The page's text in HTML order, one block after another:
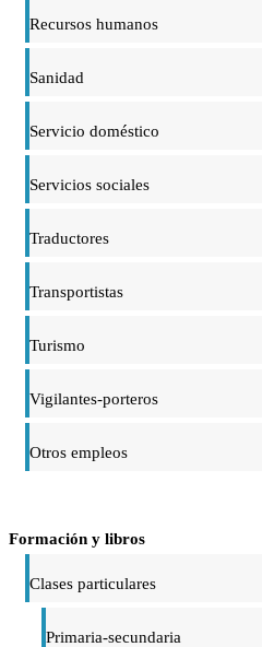
Recursos humanos
Sanidad
Servicio doméstico
Servicios sociales
Traductores
Transportistas
Turismo
Vigilantes-porteros
Otros empleos
Formación y libros
Clases particulares
Primaria-secundaria